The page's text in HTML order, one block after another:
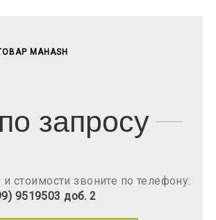
MAHASH
запросу
стоимости звоните по телефону:
9519503 доб. 2